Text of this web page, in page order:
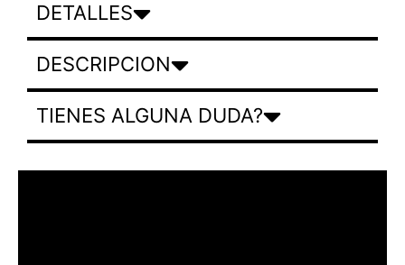
DETALLES
DESCRIPCION
TIENES ALGUNA DUDA?